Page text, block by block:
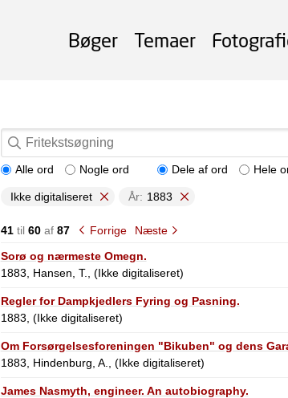
Bøger Temaer
Alle ord Nogle ord Dele af ord Hele
Ikke digitaliseret År: 1883
41til 60af 87 Forrige
Næste
Sorø og nærmeste Omegn.
1883, Hansen, T., (Ikke digitaliseret)
Regler for Dampkjedlers Fyring og Pasning.
1883, (Ikke digitaliseret)
Om Forsørgelsesforeningen "Bikuben" og dens
1883, Hindenburg, A., (Ikke digitaliseret)
James Nasmyth, engineer. An autobiography.